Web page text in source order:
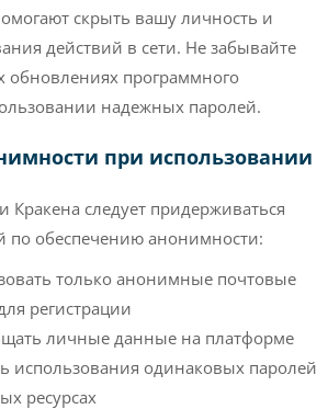
скрыть вашу личность и
действий в сети. Не забывайте
обновлениях программного
надежных паролей.
при использовании
Кракена следует придерживаться
по обеспечению анонимности:
только анонимные почтовые
регистрации
личные данные на платформе
использования одинаковых паролей
ресурсах